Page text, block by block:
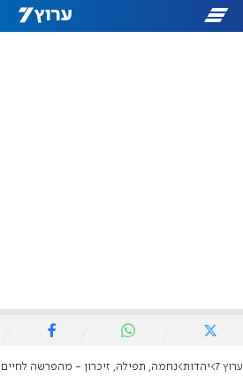
ערוץ 7 יהדות נחמה, תפילה, זיכרון - מהפרשה לחיים